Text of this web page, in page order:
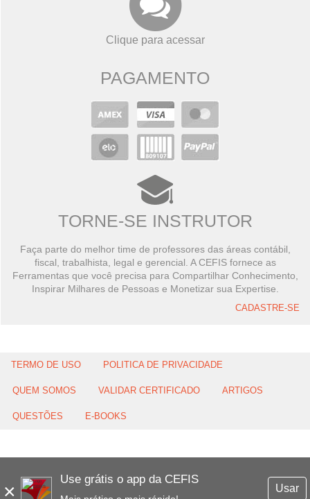
×
Use grátis o app da CEFIS
Usar
Clique para acessar
PAGAMENTO
TORNE-SE INSTRUTOR
Faça parte do melhor time de professores das áreas contábil,
fiscal, trabalhista, legal e gerencial. A CEFIS fornece as
Ferramentas que você precisa para Compartilhar Conhecimento,
Inspirar Milhares de Pessoas e Monetizar sua Expertise.
CADASTRE-SE
TERMO DE USO POLITICA DE PRIVACIDADE
QUEM SOMOS VALIDAR CERTIFICADO ARTIGOS
QUESTÕES E-BOOKS